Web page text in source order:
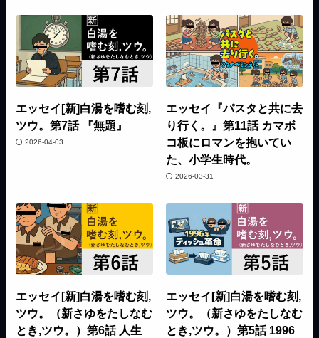
エッセイ[新]白湯を嗜む刻,
ツウ。第7話 『無題』
2026-04-03
エッセイ『パスタと共に去
り行く。』第11話 カマボ
コ板にロマンを抱いてい
た、小学生時代。
2026-03-31
エッセイ[新]白湯を嗜む刻,
ツウ。（新さゆをたしなむ
とき,ツウ。）第6話 人生
エッセイ[新]白湯を嗜む刻,
ツウ。（新さゆをたしなむ
とき,ツウ。）第5話 1996